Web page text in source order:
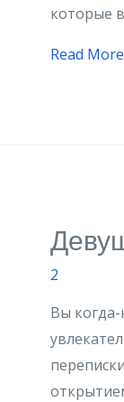
которые
Read
2
Вы